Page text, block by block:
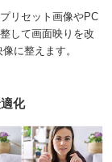
リセット画像やPC
して画面映りを改
に整えます。
化